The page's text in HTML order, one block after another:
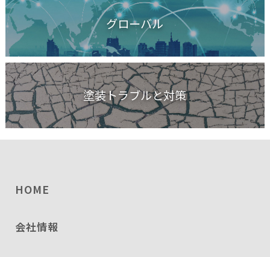
グローバル
塗装トラブルと対策
HOME
会社情報